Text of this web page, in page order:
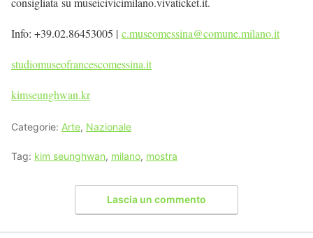
Info: +39.02.86453005 | c.museomessina@comune.milano.it
studiomuseofrancescomessina.it
kimseunghwan.kr
Categorie: Arte, Nazionale
Tag: kim seunghwan, milano, mostra
Lascia un commento